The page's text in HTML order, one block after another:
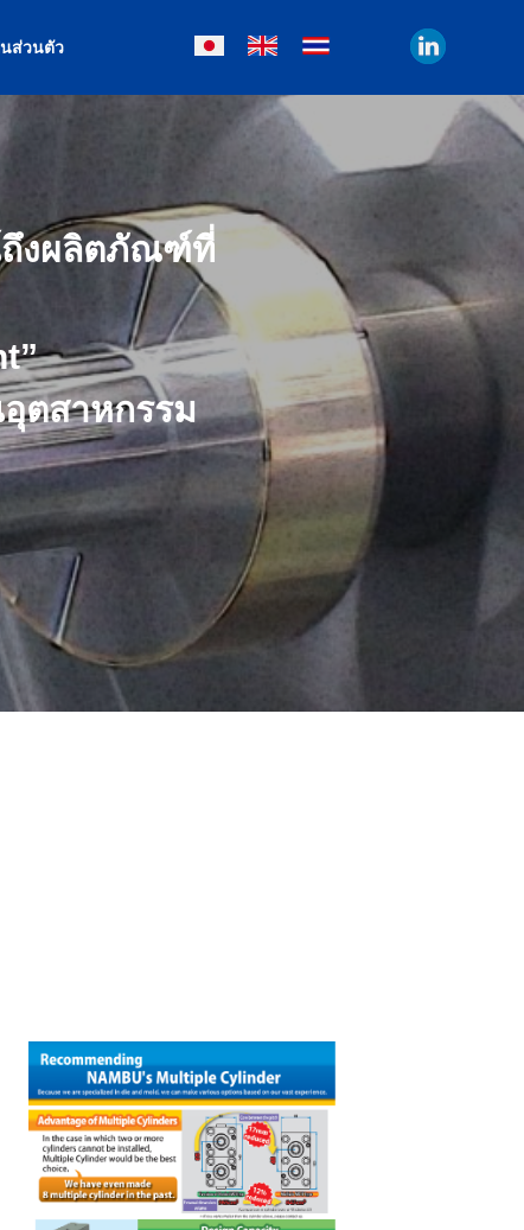
ส่วนตัว
ถึงผลิตภัณฑ์ที่
ตสาหกรรม